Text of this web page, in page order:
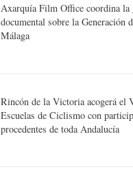
Axarquía Film Office coordina la
documental sobre la Generación
Málaga
Rincón de la Victoria acogerá el
Escuelas de Ciclismo con
procedentes de toda Andalucía